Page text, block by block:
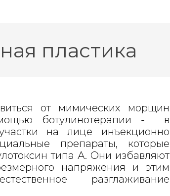
пластика
от мимических морщин
ботулинотерапии - в
на лице инъекционно
препараты, которые
типа А. Они избавляют
напряжения и этим
разглаживание